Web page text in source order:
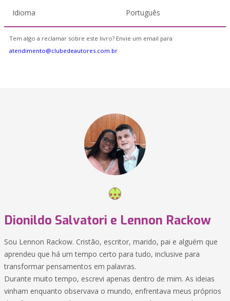
Idioma Português
Tem algo a reclamar sobre este livro? Envie um email para
atendimento@clubedeautores.com.br
Dionildo Salvatori e Lennon Rackow
Sou Lennon Rackow. Cristão, escritor, marido, pai e alguém que
aprendeu que há um tempo certo para tudo, inclusive para
transformar pensamentos em palavras.
Durante muito tempo, escrevi apenas dentro de mim. As ideias
vinham enquanto observava o mundo, enfrentava meus próprios